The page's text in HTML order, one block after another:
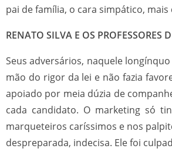
pai de família, o cara simpático,
RENATO SILVA E OS PROFESSORES
Seus adversários, naquele
mão do rigor da lei e não fazia
apoiado por meia dúzia de
cada candidato. O marketing só
marqueteiros caríssimos e nos
despreparada, indecisa. Ele foi